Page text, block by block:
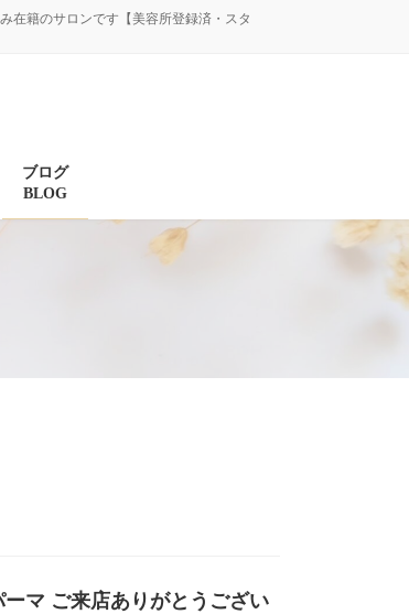
在籍のサロンです【美容所登録済・スタ
ブログ
BLOG
マ ご来店ありがとうござい